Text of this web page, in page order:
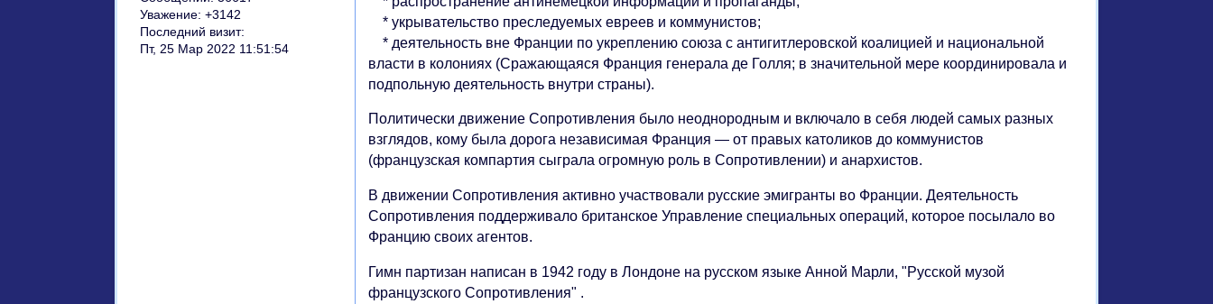
Уважение: +3142
Последний визит:
Пт, 25 Мар 2022 11:51:54
* укрывательство преследуемых евреев и коммунистов;
* деятельность вне Франции по укреплению союза с антигитлеровской коалицией и национальной
власти в колониях (Сражающаяся Франция генерала де Голля; в значительной мере координировала и
подпольную деятельность внутри страны).
Политически движение Сопротивления было неоднородным и включало в себя людей самых разных
взглядов, кому была дорога независимая Франция — от правых католиков до коммунистов
(французская компартия сыграла огромную роль в Сопротивлении) и анархистов.
В движении Сопротивления активно участвовали русские эмигранты во Франции. Деятельность
Сопротивления поддерживало британское Управление специальных операций, которое посылало во
Францию своих агентов.
Гимн партизан написан в 1942 году в Лондоне на русском языке Анной Марли, "Русской музой
французского Сопротивления" .